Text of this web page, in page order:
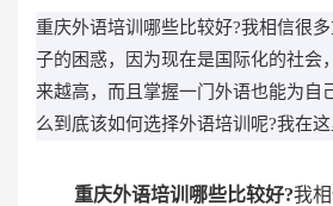
重庆外语培训哪些比较好?我相信很
子的困惑，因为现在是国际化的社会
来越高，而且掌握一门外语也能为自
么到底该如何选择外语培训呢?我在这
重庆外语培训哪些比较好?我